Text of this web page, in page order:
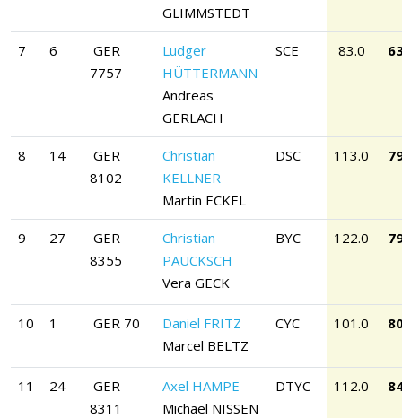
GLIMMSTEDT
7 6
GER
7757
Ludger
HÜTTERMANN
Andreas
GERLACH
SCE 83.0
8 14
GER
8102
Christian
KELLNER
Martin ECKEL
DSC 113.0
9 27
GER
8355
Christian
PAUCKSCH
Vera GECK
BYC 122.0
10 1 GER 70
Daniel FRITZ
Marcel BELTZ
CYC 101.0
11 24
GER
8311
Axel HAMPE
Michael NISSEN
DTYC 112.0